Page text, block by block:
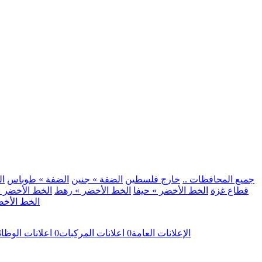
.. جميع المحافظات .. خارج فلسطين الضفة » جنين الضفة » طوباس
قطاع غزة الخط الأخضر » حيفا الخط الأخضر » رهط الخط الأخضر
الخط
الإعلانات العامة0 اعلانات المركبات0 اعلانات